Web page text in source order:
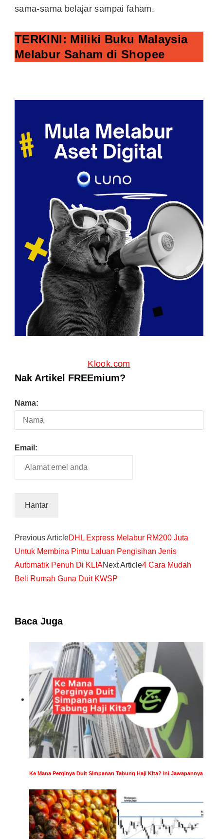
sama-sama belajar sampai faham.
TERKINI: Miliki Buku Malaysia
Melabur Saham diShopee
Klook.com
Nak Artikel FREEmium?
Nama:
Email:
Previous ArticleDHL Express Melabur RM200 Juta
Untuk Membina Pintu Laluan Pengisihan Jenis
Automatik Penuh Di KLIANext Article4 Cara Mudah
Beli Rumah Guna Duit KWSP
Baca Juga
Ke Mana Perginya Duit Simpanan Tabung Haji Kita? Ini Jawapannya